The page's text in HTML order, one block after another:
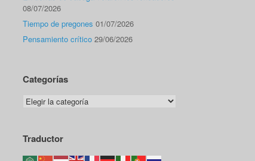
08/07/2026
Tiempo de pregones 01/07/2026
Pensamiento crítico 29/06/2026
Categorías
Categorías
Traductor